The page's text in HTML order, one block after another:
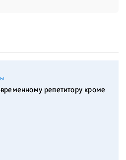
репетитору кроме